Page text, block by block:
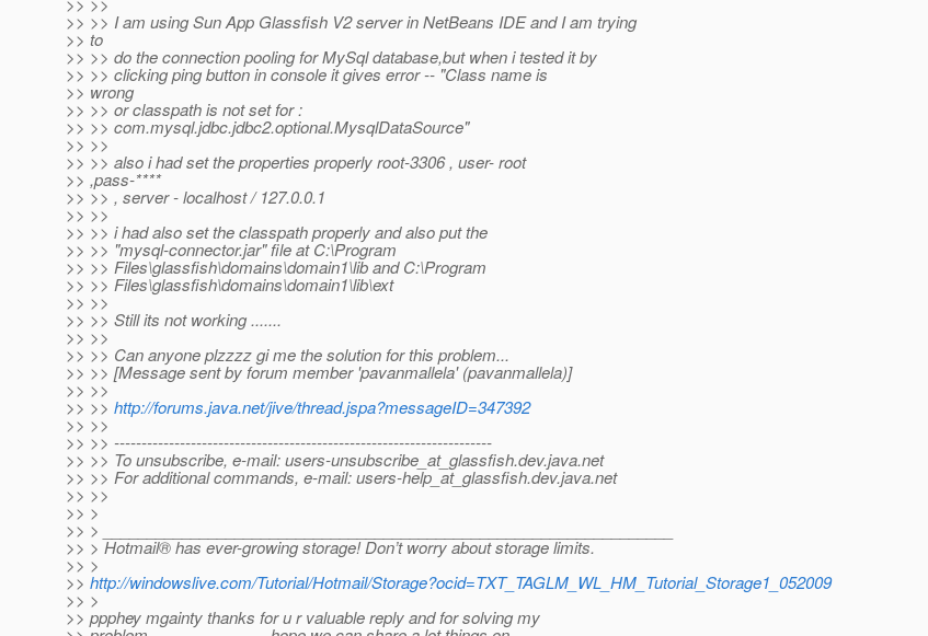
>> >> I am using Sun App Glassfish V2 server in NetBeans IDE and I am trying
>> to
>> >> do the connection pooling for MySql database,but when i tested it by
>> >> clicking ping button in console it gives error -- "Class name is
>> wrong
>> >> or classpath is not set for :
>> >> com.mysql.jdbc.jdbc2.optional.MysqlDataSource"
>> >>
>> >> also i had set the properties properly root-3306 , user- root
>> ,pass-****
>> >> , server - localhost / 127.0.0.1
>> >>
>> >> i had also set the classpath properly and also put the
>> >> "mysql-connector.jar" file at C:\Program
>> >> Files\glassfish\domains\domain1\lib and C:\Program
>> >> Files\glassfish\domains\domain1\lib\ext
>> >>
>> >> Still its not working .......
>> >>
>> >> Can anyone plzzzz gi me the solution for this problem...
>> >> [Message sent by forum member 'pavanmallela' (pavanmallela)]
>> >>
>> >> http://forums.java.net/jive/thread.jspa?messageID=347392
>> >>
>> >> ---------------------------------------------------------------------
>> >> To unsubscribe, e-mail: users-unsubscribe_at_glassfish.dev.java.net
>> >> For additional commands, e-mail: users-help_at_glassfish.dev.java.net
>> >>
>> >
>> > _________________________________________________________________
>> > Hotmail® has ever-growing storage! Don’t worry about storage limits.
>> >
>> http://windowslive.com/Tutorial/Hotmail/Storage?ocid=TXT_TAGLM_WL_HM_Tutorial_Storage1_052009
>> >
>> ppphey mgainty thanks for u r valuable reply and for solving my